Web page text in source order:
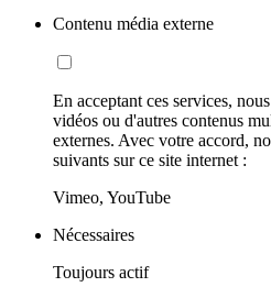
Contenu média externe
En acceptant ces services,
vidéos ou d'autres contenus
externes. Avec votre accord,
suivants sur ce site internet :
Vimeo, YouTube
Nécessaires
Toujours actif